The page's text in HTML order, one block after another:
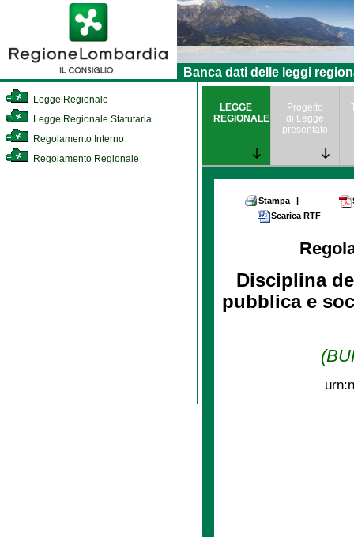
Banca dati delle leggi
Legge Regionale
Legge Regionale Statutaria
Regolamento Interno
Regolamento Regionale
LEGGE
REGIONALE
Progetto
di Legge
presentato
Stampa |
Scarica RTF
Disciplina
pubblica e